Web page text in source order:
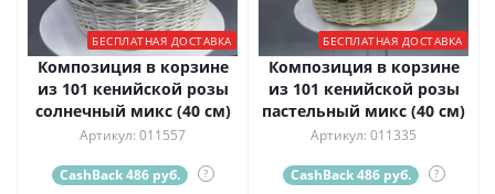
БЕСПЛАТНАЯ ДОСТАВКА
Композиция в корзине
из 101 кенийской розы
солнечный микс (40 см)
Артикул: 011557
CashBack 486 руб. ?
БЕСПЛАТНАЯ ДОСТАВКА
Композиция в корзине
из 101 кенийской розы
пастельный микс (40 см)
Артикул: 011335
CashBack 486 руб. ?